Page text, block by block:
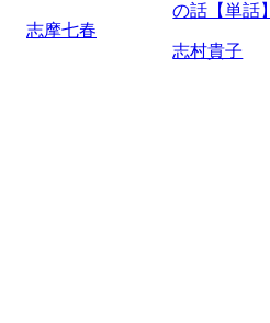
志摩七春
の話【単話】
志村貴子